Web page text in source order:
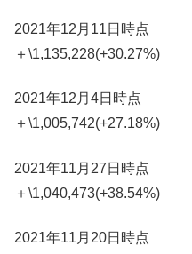
2021年12月11日時点
＋\1,135,228(+30.27%)
2021年12月4日時点
＋\1,005,742(+27.18%)
2021年11月27日時点
＋\1,040,473(+38.54%)
2021年11月20日時点